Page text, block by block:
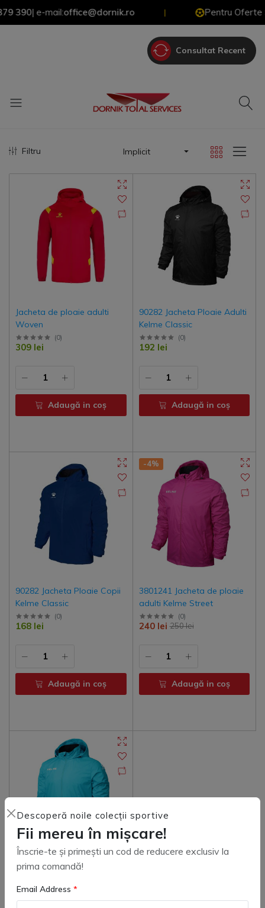
390| e-mail:office@dornik.ro Pentru Oferte
Descoperă noile colecții sportive
Fii mereu în mișcare!
Înscrie-te și primești un cod de reducere exclusiv la
prima comandă!
Email Address
Consultat Recent
Filtru Implicit
Jacheta de ploaie adulti
Woven
(0)
309 lei
Adaugă in coş
90282 Jacheta Ploaie Adulti
Kelme Classic
(0)
192 lei
Adaugă in coş
90282 Jacheta Ploaie Copii
Kelme Classic
(0)
168 lei
Adaugă in coş
-4%
3801241 Jacheta de ploaie
adulti Kelme Street
(0)
250 lei
240 lei
Adaugă in coş
3803241 Jacheta de ploaie
( 0)
221 lei